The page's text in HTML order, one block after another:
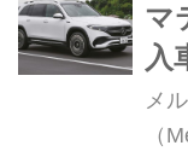
マ
入
メ
（